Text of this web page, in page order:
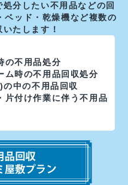
分したい不用品などの回
ベッド・乾燥機など複数の
たします！
の不用品処分
ム時の不用品回収処分
中の不用品回収
片付け作業に伴う不用品